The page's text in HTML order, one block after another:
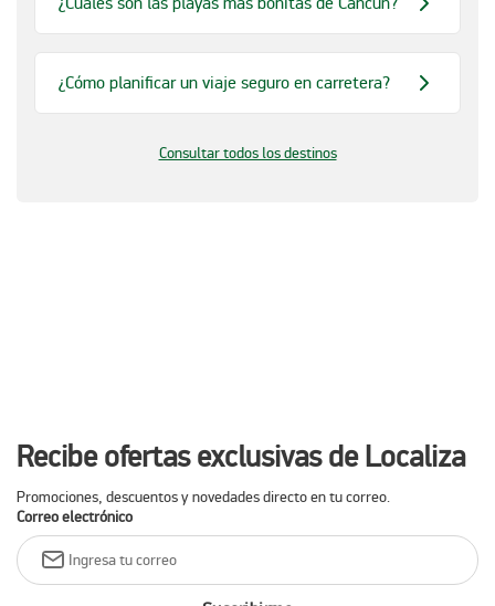
¿Cómo planificar un viaje seguro en carretera?
Consultar todos los destinos
Recibe ofertas exclusivas de Localiza
Promociones, descuentos y novedades directo en tu correo.
Correo electrónico